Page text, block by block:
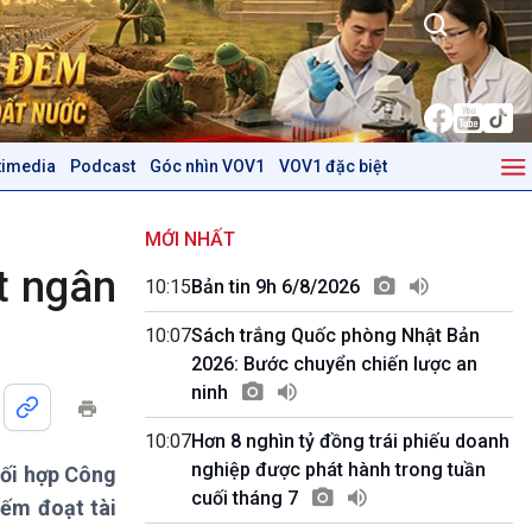
Podcast Góc nhìn VOV1 VOV1 đặc biệt
Trước giờ mở cửa
Dòng chảy Kinh tế
Tuyên chiến với gian lận
thương mại
Mùa vàng
Biển đảo Việt Nam
Tâm tình biên giới và hải
đảo
Tìm hiểu biển, đảo Việt
Nam
Podcast
Góc nhìn VOV1
Bình luận
ngân
hợp Công
đoạt tài
MỚI NHẤT
10:15Bản tin 9h 6/8/2026
10:07Sách trắng Quốc phòng Nhật Bản
2026: Bước chuyển chiến lược an
ninh
10:07Hơn 8 nghìn tỷ đồng trái phiếu doanh
nghiệp được phát hành trong tuần
cuối tháng 7